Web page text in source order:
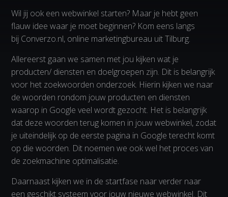
Wil jij ook een webwinkel starten? Maar je hebt geen
flauw idee waar je moet beginnen? Kom eens langs
bij Converzo.nl, online marketingbureau uit Tilburg.
Allereerst gaan we samen met jou kijken wat je
producten/ diensten en doelgroepen zijn. Dit is belangrijk
voor het zoekwoorden onderzoek. Hierin kijken we naar
de woorden rondom jouw producten en diensten
waarop in Google veel wordt gezocht. Het is belangrijk
dat deze woorden terug komen in jouw webwinkel, zodat
je uiteindelijk op de eerste pagina in Google terecht komt
op die woorden. Dit noemen we ook wel het proces van
de zoekmachine optimalisatie.
Daarnaast kijken we in de startfase naar verder naar
een geschikt systeem voor jouw nieuwe webwinkel. Dit